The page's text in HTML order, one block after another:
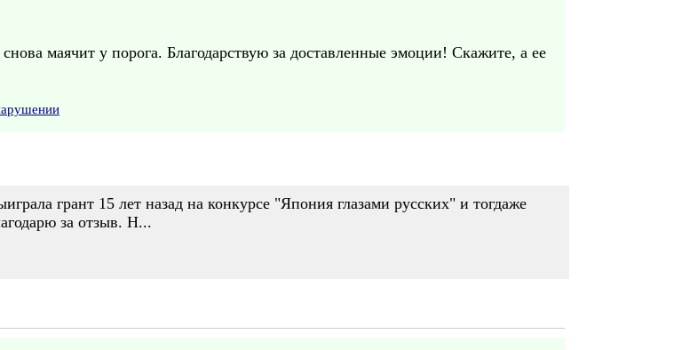
маячит у порога. Благодарствую за доставленные эмоции! Скажите, а ее
грант 15 лет назад на конкурсе "Япония глазами русских" и тогдаже
за отзыв. Н...